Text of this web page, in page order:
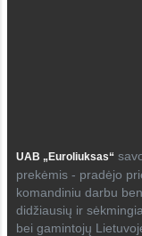
UAB „Euroliuksas“
prekėmis - pradėjo
komandiniu darbu
didžiausių ir
bei gamintojų